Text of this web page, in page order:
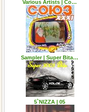
Various Artists | Со…
Sampler | Super Bita…
5`NIZZA | 05